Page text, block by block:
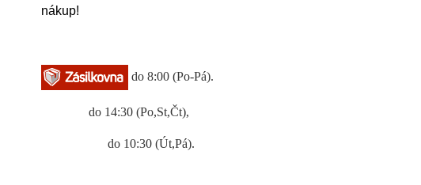
nákup!
do 8:00 (Po-Pá).
do 14:30 (Po,St,Čt),
do 10:30 (Út,Pá).